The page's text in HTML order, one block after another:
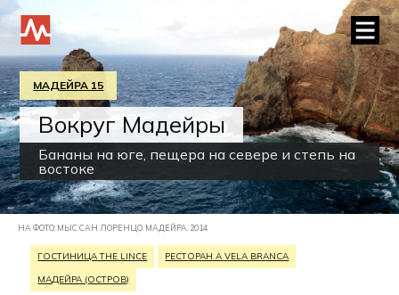
МАДЕЙРА 15
Вокруг Мадейры
Бананы на юге, пещера на севере и степь на
востоке
НА ФОТО: МЫС САН ЛОРЕНЦО. МАДЕЙРА. 2014
ГОСТИНИЦА THE LINCE
РЕСТОРАН A VELA BRANCA
МАДЕЙРА (ОСТРОВ)